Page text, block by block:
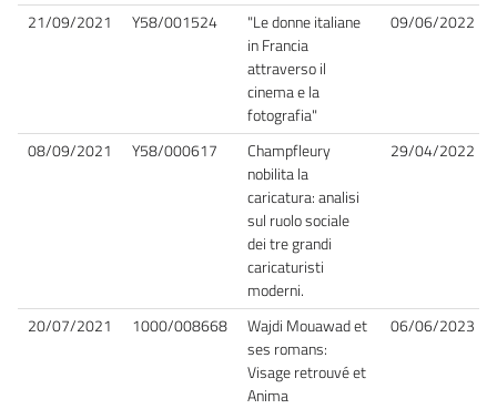
21/09/2021 Y58/001524
"Le donne italiane
in Francia
attraverso il
cinema e la
fotografia"
09/06/2022
08/09/2021 Y58/000617
Champfleury
nobilita la
caricatura: analisi
sul ruolo sociale
dei tre grandi
caricaturisti
moderni.
29/04/2022
20/07/2021 1000/008668
Wajdi Mouawad et
ses romans:
Visage retrouvé et
Anima
06/06/2023